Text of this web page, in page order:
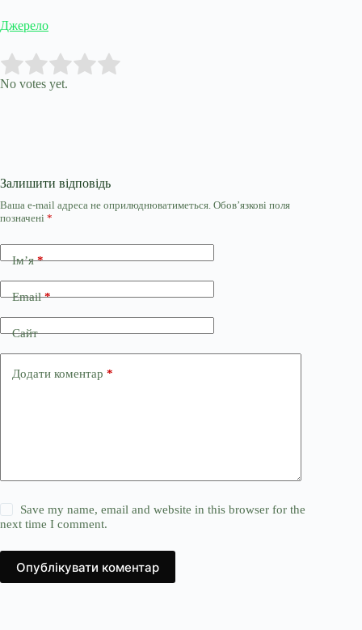
Джерело
Rate this item:
No votes yet.
Залишити відповідь
Ваша e-mail адреса не оприлюднюватиметься. Обов’язкові поля
позначені *
Ім’я*
Email*
Сайт
Додати коментар *
Save my name, email and website in this browser for the
next time I comment.
Опублікувати коментар